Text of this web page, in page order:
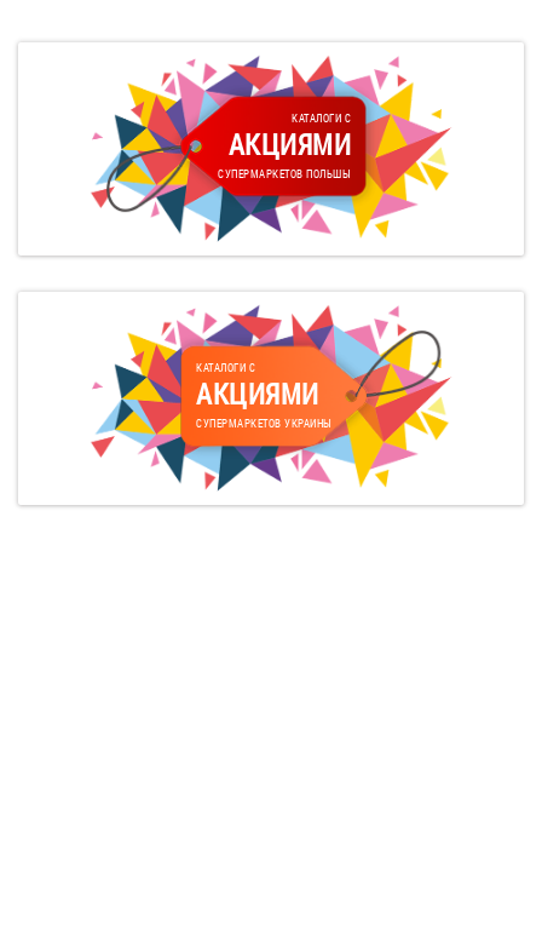
КАТАЛОГИ С
АКЦИЯМИ
СУПЕРМАРКЕТОВ ПОЛЬШЫ
КАТАЛОГИ С
АКЦИЯМИ
СУПЕРМАРКЕТОВ УКРАИНЫ